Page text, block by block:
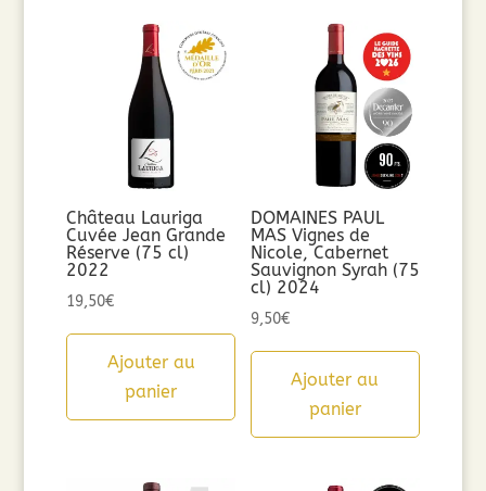
Château Lauriga
Cuvée Jean Grande
Réserve (75 cl)
2022
19,50€
Ajouter au
panier
DOMAINES PAUL
MAS Vignes de
Nicole, Cabernet
Sauvignon Syrah (75
cl) 2024
9,50€
Ajouter au
panier